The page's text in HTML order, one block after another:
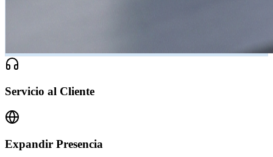
Servicio al Cliente
Expandir Presencia